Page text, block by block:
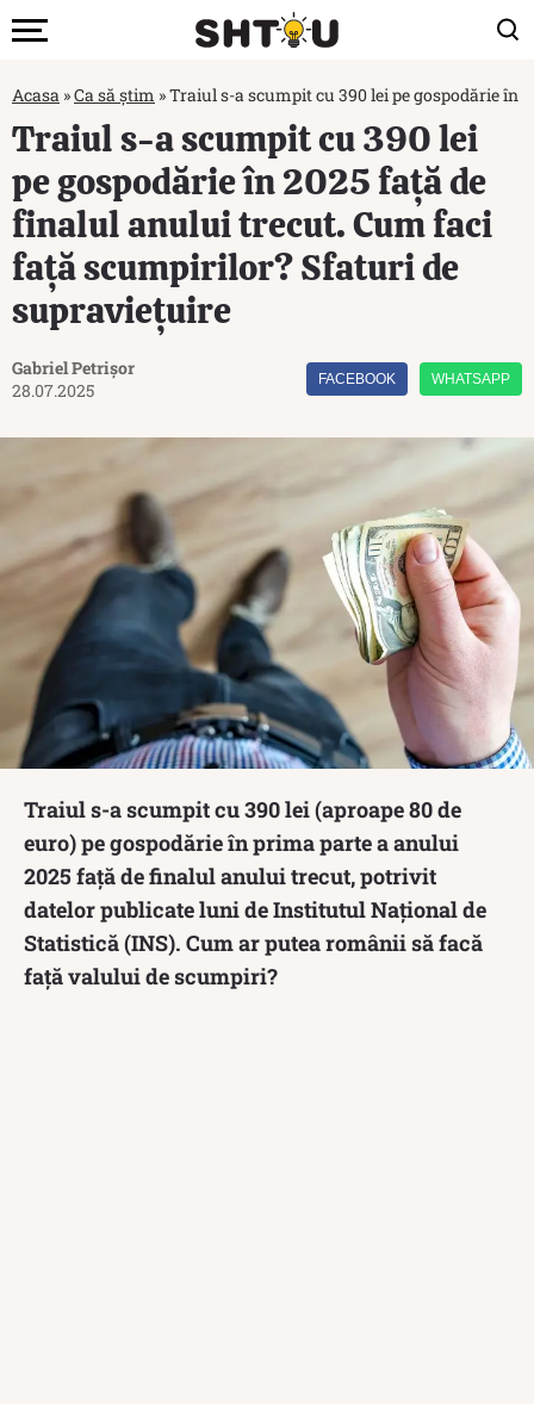
Acasa »Ca să știm »Traiul s-a scumpit cu 390 lei pe gospodărie
Traiul s-a scumpit cu 390 lei
pe gospodărie în 2025 față de
finalul anului trecut. Cum faci
față scumpirilor? Sfaturi de
supraviețuire
Gabriel Petrișor
28.07.2025
FACEBOOK WHATSAPP
Traiul s-a scumpit cu 390 lei (aproape 80 de
euro) pe gospodărie în prima parte a anului
2025 față de finalul anului trecut, potrivit
datelor publicate luni de Institutul Național de
Statistică (INS). Cum ar putea românii să facă
față valului de scumpiri?